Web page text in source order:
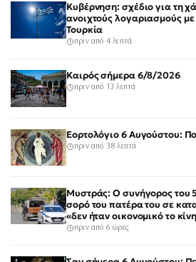
Κυβέρνηση: σχέδιο για τη
ανοιχτούς λογαριασμούς
Τουρκία
πριν από 4 λεπτά
Καιρός σήμερα 6/8/2026
πριν από 13 λεπτά
Εορτολόγιο 6 Αυγούστου:
πριν από 38 λεπτά
Μυστράς: Ο συνήγορος του
σορό του πατέρα του σε
«δεν ήταν οικονομικό το
πριν από 6 ώρες